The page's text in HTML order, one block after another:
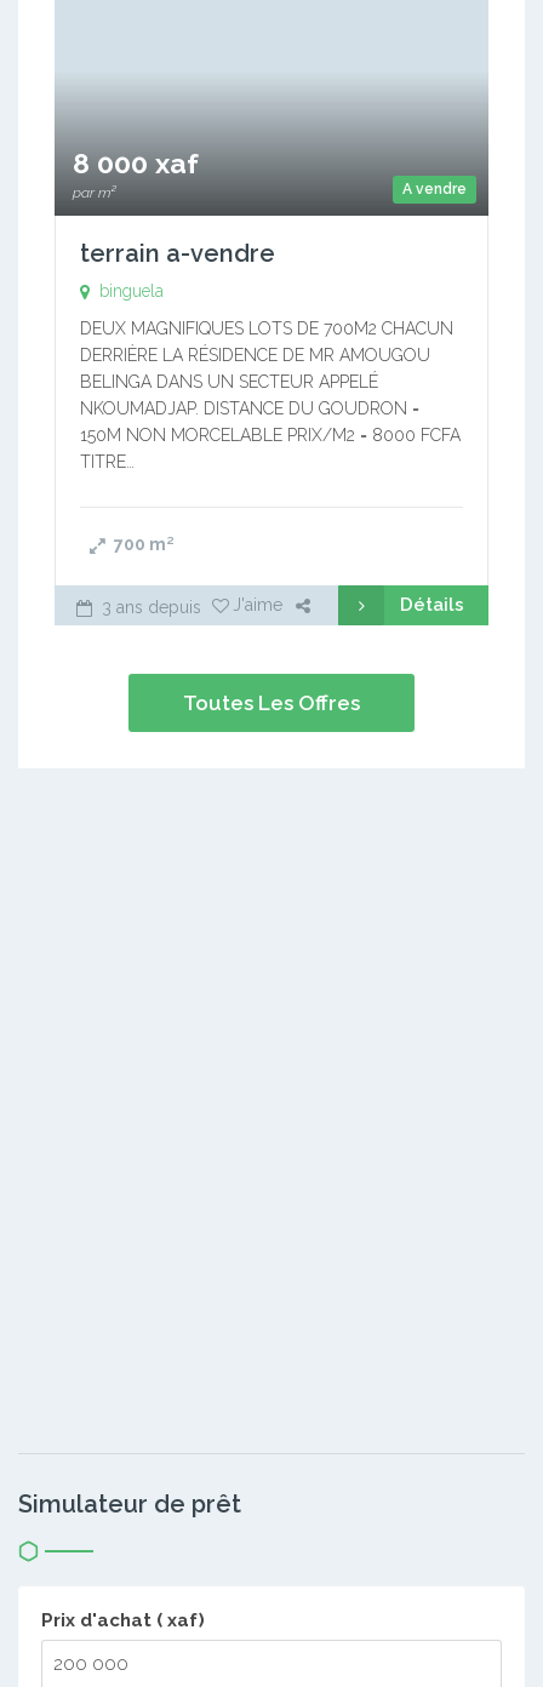
A vendre
8 000 xaf
par m²
terrain a-vendre
binguela
DEUX MAGNIFIQUES LOTS DE 700M2 CHACUN
DERRIÈRE LA RÉSIDENCE DE MR AMOUGOU
BELINGA DANS UN SECTEUR APPELÉ
NKOUMADJAP. DISTANCE DU GOUDRON =
150M NON MORCELABLE PRIX/M2 = 8000 FCFA
TITRE…
700 m²
3 ans depuis J'aime Détails
Toutes Les Offres
Simulateur de prêt
Prix d'achat ( xaf)